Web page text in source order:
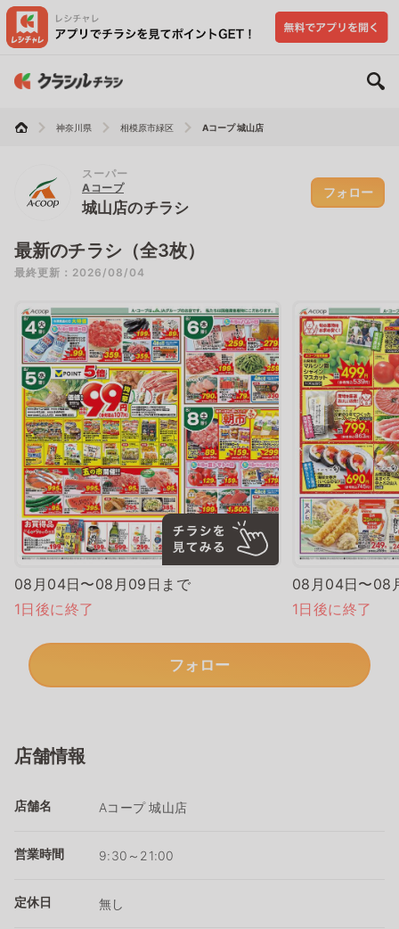
神奈川県 相模原市緑区 Aコープ 城山店
スーパー
Aコープ
城山店のチラシ
フォロー
最新のチラシ（全3枚）
最終更新：2026/08/04
08月04日〜08月09日まで
1日後に終了
08月04日〜08
1日後に終了
フォロー
店舗情報
店舗名 Aコープ 城山店
営業時間 9:30～21:00
定休日 無し